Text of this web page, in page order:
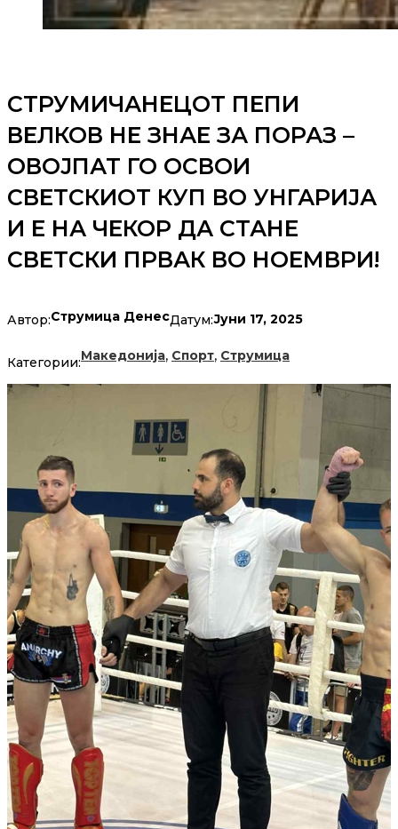
СТРУМИЧАНЕЦОТ ПЕПИ
ВЕЛКОВ НЕ ЗНАЕ ЗА ПОРАЗ –
ОВОЈПАТ ГО ОСВОИ
СВЕТСКИОТ КУП ВО УНГАРИЈА
И Е НА ЧЕКОР ДА СТАНЕ
СВЕТСКИ ПРВАК ВО НОЕМВРИ!
Автор:Струмица ДенесДатум:Јуни 17, 2025
Категории:Македонија, Спорт, Струмица